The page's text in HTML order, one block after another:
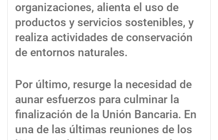
organizaciones, alienta el uso de
productos y servicios sostenibles, y
realiza actividades de conservación
de entornos naturales.
Por último, resurge la necesidad de
aunar esfuerzos para culminar la
finalización de la Unión Bancaria. En
una de las últimas reuniones de los